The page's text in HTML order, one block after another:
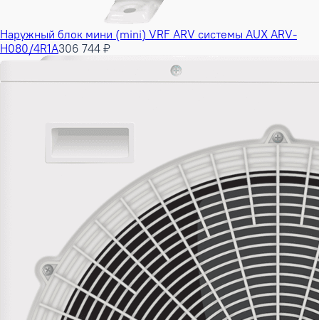
Наружный блок мини (mini) VRF ARV системы AUX ARV-
H080/4R1A306 744 ₽